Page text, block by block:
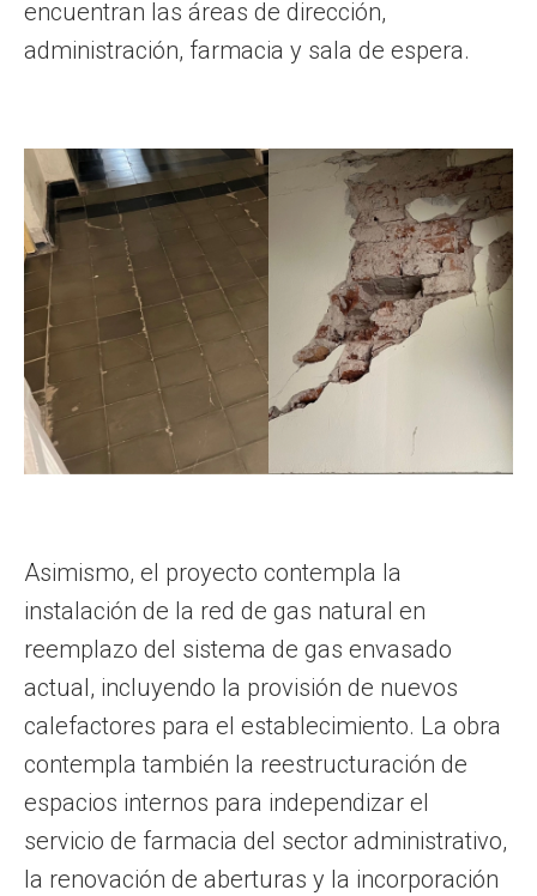
encuentran las áreas de dirección,
administración, farmacia y sala de espera.
Asimismo, el proyecto contempla la
instalación de la red de gas natural en
reemplazo del sistema de gas envasado
actual, incluyendo la provisión de nuevos
calefactores para el establecimiento. La obra
contempla también la reestructuración de
espacios internos para independizar el
servicio de farmacia del sector administrativo,
la renovación de aberturas y la incorporación